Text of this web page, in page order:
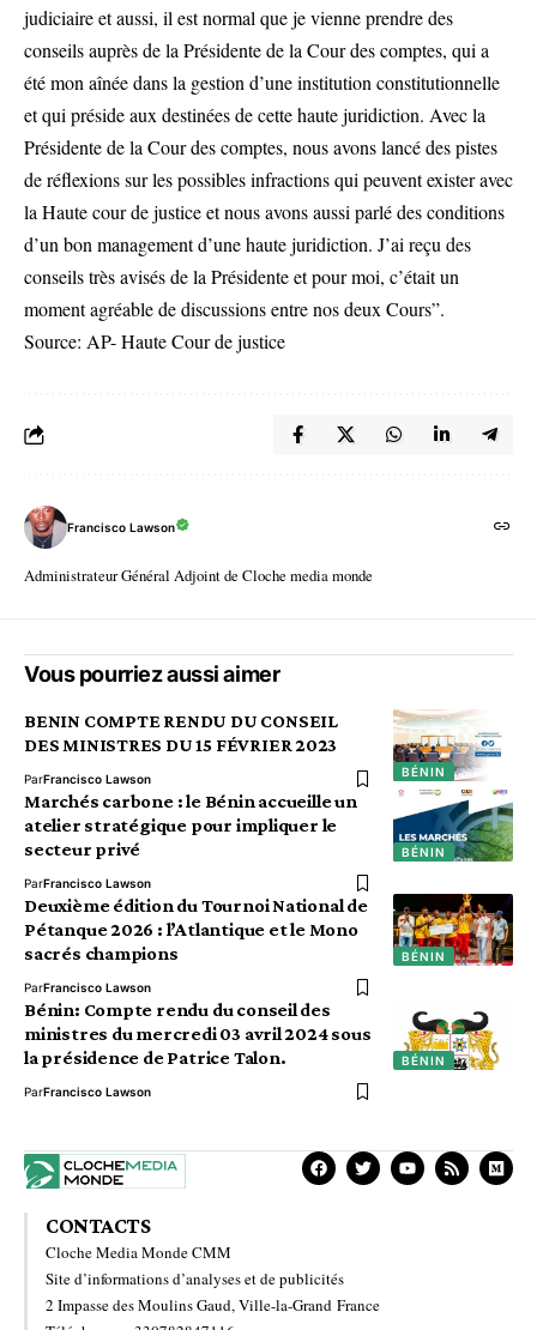
judiciaire et aussi, il est normal que je vienne prendre des
conseils auprès de la Présidente de la Cour des comptes, qui a
été mon aînée dans la gestion d’une institution constitutionnelle
et qui préside aux destinées de cette haute juridiction. Avec la
Présidente de la Cour des comptes, nous avons lancé des pistes
de réflexions sur les possibles infractions qui peuvent exister avec
la Haute cour de justice et nous avons aussi parlé des conditions
d’un bon management d’une haute juridiction. J’ai reçu des
conseils très avisés de la Présidente et pour moi, c’était un
moment agréable de discussions entre nos deux Cours”.
Source: AP- Haute Cour de justice
Francisco Lawson
Administrateur Général Adjoint de Cloche media monde
Vous pourriez aussi aimer
BÉNIN
BENIN COMPTE RENDU DU CONSEIL
DES MINISTRES DU 15 FÉVRIER 2023
ParFrancisco Lawson
BÉNIN
Marchés carbone : le Bénin accueille un
atelier stratégique pour impliquer le
secteur privé
ParFrancisco Lawson
BÉNIN
Deuxième édition du Tournoi National de
Pétanque 2026 : l’Atlantique et le Mono
sacrés champions
ParFrancisco Lawson
BÉNIN
Bénin: Compte rendu du conseil des
ministres du mercredi 03 avril 2024 sous
la présidence de Patrice Talon.
ParFrancisco Lawson
CONTACTS
Cloche Media Monde CMM
Site d’informations d’analyses et de publicités
2 Impasse des Moulins Gaud, Ville-la-Grand France